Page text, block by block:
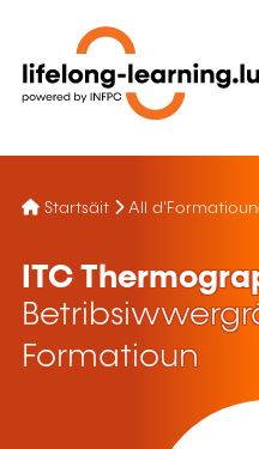
Startsäit All
ITC
Formatioun